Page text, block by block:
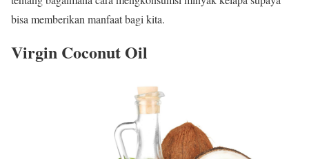
bisa memberikan manfaat bagi kita.
Virgin Coconut Oil